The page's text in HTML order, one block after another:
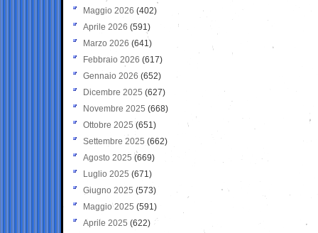
Maggio 2026 (402)
Aprile 2026 (591)
Marzo 2026 (641)
Febbraio 2026 (617)
Gennaio 2026 (652)
Dicembre 2025 (627)
Novembre 2025 (668)
Ottobre 2025 (651)
Settembre 2025 (662)
Agosto 2025 (669)
Luglio 2025 (671)
Giugno 2025 (573)
Maggio 2025 (591)
Aprile 2025 (622)